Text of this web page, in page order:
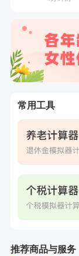
6分钟前
7分钟前
7分钟前
常用工具
推荐商品与服务